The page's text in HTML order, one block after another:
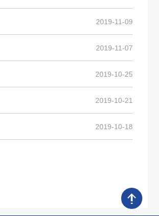
2019-11-09
2019-11-07
2019-10-25
2019-10-21
2019-10-18